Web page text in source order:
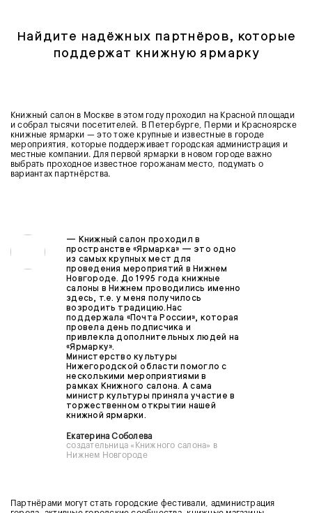
Найдите надёжных партнёров, которые
поддержат книжную ярмарку
Книжный салон в Москве в этом году проходил на Красной площади
и собрал тысячи посетителей. В Петербурге, Перми и Красноярске
книжные ярмарки — это тоже крупные и известные в городе
мероприятия, которые поддерживает городская администрация и
местные компании. Для первой ярмарки в новом городе важно
выбрать проходное известное горожанам место, подумать о
вариантах партнёрства.
— Книжный салон проходил в
пространстве «Ярмарка» — это одно
из самых крупных мест для
проведения мероприятий в Нижнем
Новгороде. До 1995 года книжные
салоны в Нижнем проводились именно
здесь, т.е. у меня получилось
возродить традицию.Нас
поддержала «Почта России», которая
провела день подписчика и
привлекла дополнительных людей на
«Ярмарку».
Министерство культуры
Нижегородской области помогло с
несколькими мероприятиями в
рамках Книжного салона. А сама
министр культуры приняла участие в
торжественном открытии нашей
книжной ярмарки.
Екатерина Соболева
создательница «Книжного салона» в
Нижнем Новгороде
Партнёрами могут стать городские фестивали, администрация